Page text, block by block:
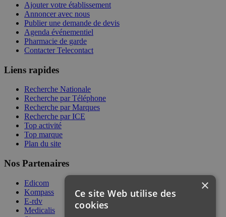
Ajouter votre établissement
Annoncer avec nous
Publier une demande de devis
Agenda événementiel
Pharmacie de garde
Contacter Telecontact
Liens rapides
Recherche Nationale
Recherche par Téléphone
Recherche par Marques
Recherche par ICE
Top activité
Top marque
Plan du site
Nos Partenaires
Edicom
Kompass
E-rdv
Medicalis
×
Ce site Web utilise des
cookies